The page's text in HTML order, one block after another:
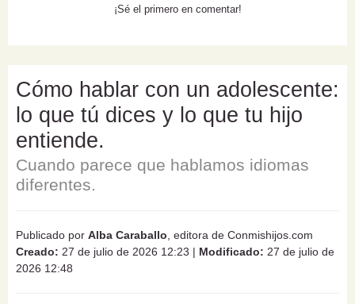
¡Sé el primero en comentar!
Cómo hablar con un adolescente:
lo que tú dices y lo que tu hijo
entiende.
Cuando parece que hablamos idiomas
diferentes.
Publicado por Alba Caraballo , editora de Conmishijos.com
Creado: 27 de julio de 2026 12:23 | Modificado: 27 de julio de
2026 12:48